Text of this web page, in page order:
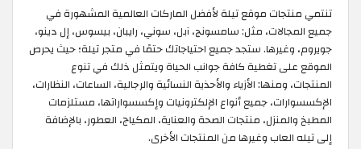
تنتمي منتجات موقع تيلة لأفضل الماركات العالمية المشهورة في
جميع المجالات، مثل: سامسونج، آبل، سوني، رايبان، بيسوس، إل دينو،
جويروم، وغيرها. ستجد جميع احتياجاتك حتمًا في متجر تيلة؛ حيث يحرص
الموقع على تغطية كافة جوانب الحياة ويتمثل ذلك في تنوع
المنتجات، ومنها: الأزياء والأحذية النسائية والرجالية، الساعات، النظارات،
الإكسسوارات، جميع أنواع الإلكترونيات وإكسسواراتها، مستلزمات
المطبخ والمنزل، منتجات الصحة والعناية، المكياج، العطور، بالإضافة
إلى تيله العاب وغيرها من المنتجات الأخرى.